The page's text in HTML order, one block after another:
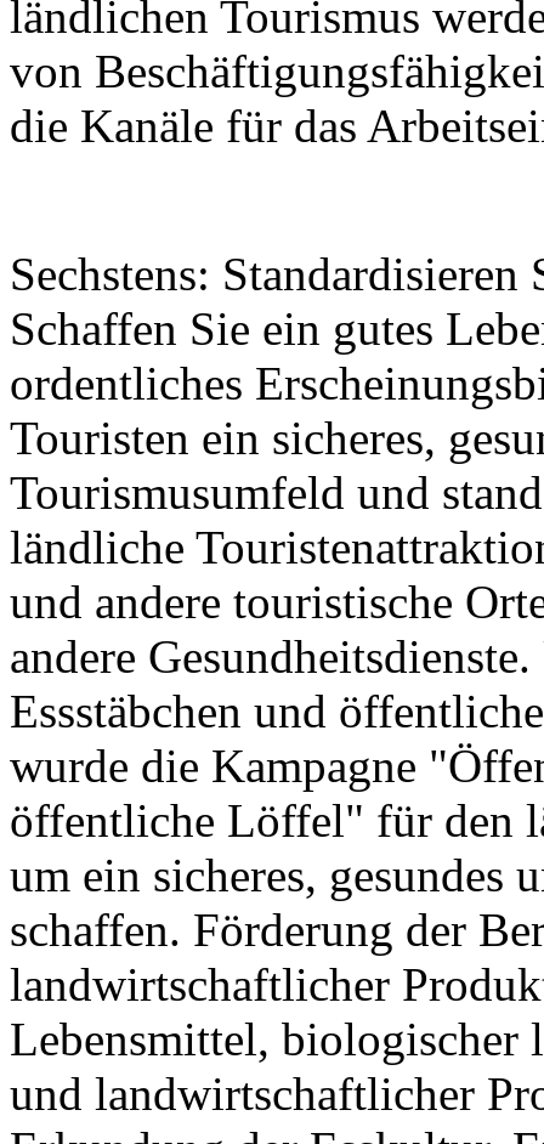
ländlichen Tourismus
von
die Kanäle für das
Sechstens:
Schaffen Sie ein gutes
ordentliches
Touristen ein sicheres,
Tourismusumfeld und
ländliche
und andere touristische
andere
Essstäbchen und
wurde die Kampagne
öffentliche Löffel" für den
um ein sicheres, gesundes
schaffen. Förderung der
landwirtschaftlicher
Lebensmittel, biologischer
und landwirtschaftlicher